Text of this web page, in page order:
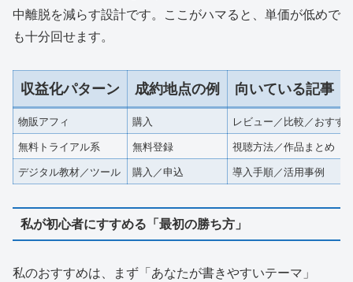
中離脱を減らす設計です。ここがハマると、単価が低めで
も十分回せます。
収益化パターン 成約地点の例 向いている記事
物販アフィ 購入
レビュー／比較／おすす
無料トライアル系
無料登録
視聴方法／作品まとめ
デジタル教材／ツール
購入／申込 導入手順／活用事例
私が初心者にすすめる「最初の勝ち方」
私のおすすめは、まず「あなたが書きやすいテーマ」